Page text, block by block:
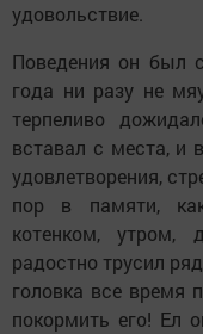
удовольствие.
Поведения он был
года ни разу не
терпеливо
вставал с места, и
удовлетворения,
пор в памяти,
котенком, утром,
радостно трусил
головка все время
покормить его! Ел